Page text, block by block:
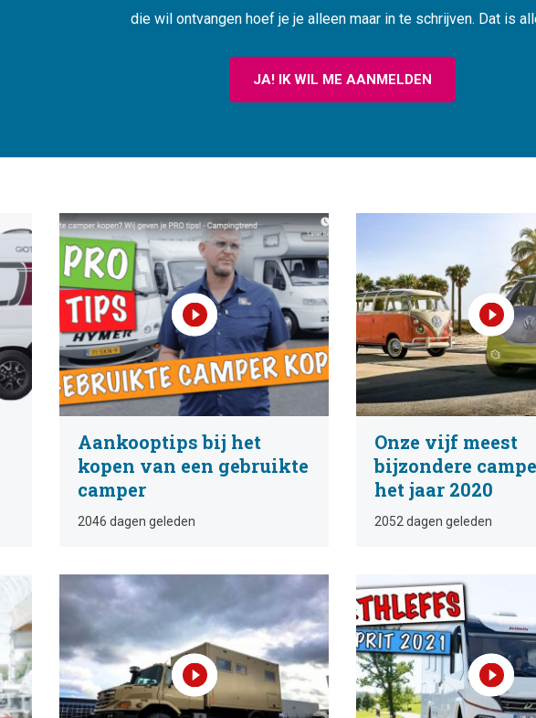
die wil ontvangen hoef je je alleen maar in te schrijven. Dat is
JA! IK WIL ME AANMELDEN
Aankooptips bij het
kopen van een gebruikte
camper
2046 dagen geleden
Onze vijf meest
bijzondere
het jaar 2020
2052 dagen geleden